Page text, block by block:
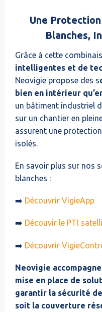
Une
Blanches,
Grâce à cette
intelligentes et de
Neovigie propose des s
bien en intérieur
un bâtiment industriel
sur un chantier en
assurent une
isolés.
En savoir plus sur nos
blanches :
➡️ Découvrir VigieApp
➡️ Découvir le PTI
➡️ Découvrir
Neovigie
mise en place de
garantir la sécurité
soit la couverture